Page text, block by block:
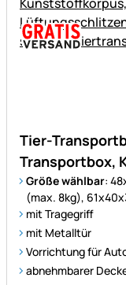
Tier-
Transportbox,
Größe wählbar:
(max. 8kg),
mit Tragegriff
mit Metalltür
Vorrichtung für
abnehmbarer